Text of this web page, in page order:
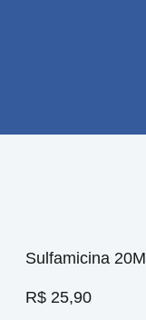
Sulfamicina 20Ml
R$ 25,90